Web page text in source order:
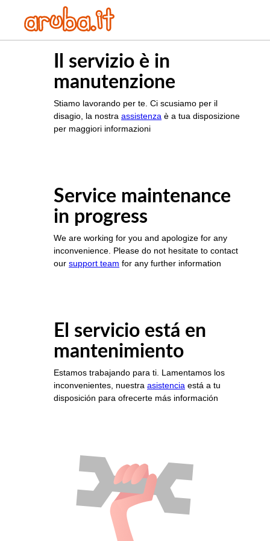
Il servizio è in
manutenzione
Stiamo lavorando per te. Ci scusiamo per il
disagio, la nostra assistenza è a tua disposizione
per maggiori informazioni
Service maintenance
in progress
We are working for you and apologize for any
inconvenience. Please do not hesitate to contact
our support team for any further information
El servicio está en
mantenimiento
Estamos trabajando para ti. Lamentamos los
inconvenientes, nuestra asistencia está a tu
disposición para ofrecerte más información